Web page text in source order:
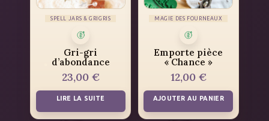
SPELL JARS & GRIGRIS
Gri-gri
d’abondance
23,00 €
LIRE LA SUITE
MAGIE DES FOURNEAUX
Emporte pièce
« Chance »
12,00 €
AJOUTER AU PANIER